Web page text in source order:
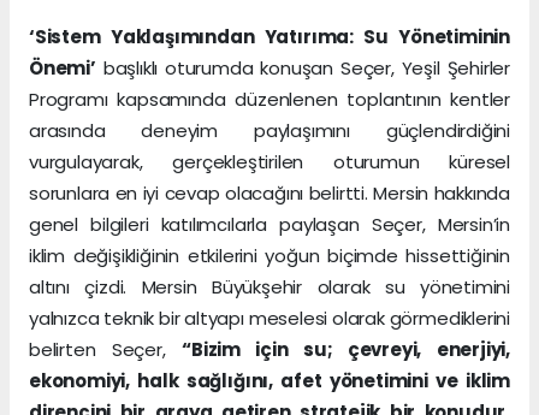
‘Sistem Yaklaşımından Yatırıma: Su Yönetiminin
Önemi’ başlıklı oturumda konuşan Seçer, Yeşil Şehirler
Programı kapsamında düzenlenen toplantının kentler
arasında deneyim paylaşımını güçlendirdiğini
vurgulayarak, gerçekleştirilen oturumun küresel
sorunlara en iyi cevap olacağını belirtti. Mersin hakkında
genel bilgileri katılımcılarla paylaşan Seçer, Mersin’in
iklim değişikliğinin etkilerini yoğun biçimde hissettiğinin
altını çizdi. Mersin Büyükşehir olarak su yönetimini
yalnızca teknik bir altyapı meselesi olarak görmediklerini
belirten Seçer,“Bizim için su; çevreyi, enerjiyi,
ekonomiyi, halk sağlığını, afet yönetimini ve iklim